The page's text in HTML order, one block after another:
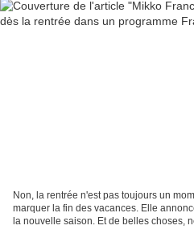
Non, la rentrée n'est pas toujours un
marquer la fin des vacances. Elle
la nouvelle saison. Et de belles choses,